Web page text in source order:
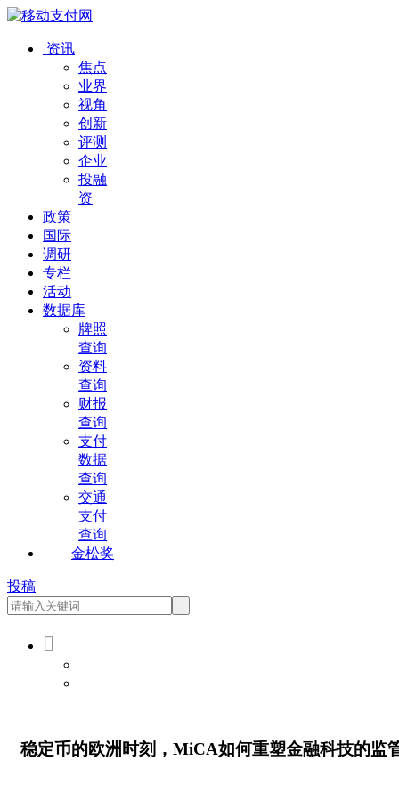
资讯
焦点
业界
视角
创新
评测
企业
投融
资
政策
国际
调研
专栏
活动
数据库
牌照
查询
资料
查询
财报
查询
支付
数据
查询
交通
支付
查询
金松奖
投稿

稳定币的欧洲时刻，MiCA如何重塑金融科技的监